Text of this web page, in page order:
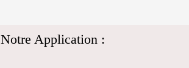
Notre Application :